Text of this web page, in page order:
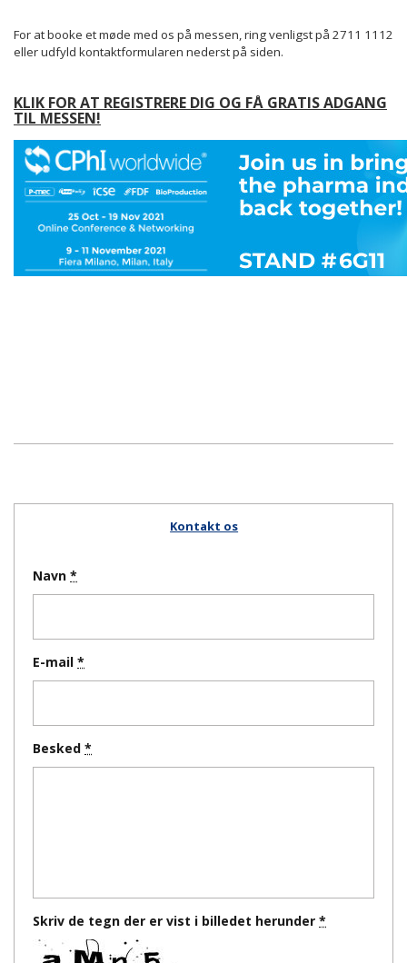
For at booke et møde med os på messen, ring venligst på 2711 1112
eller udfyld kontaktformularen nederst på siden.
KLIK FOR AT REGISTRERE DIG OG FÅ GRATIS ADGANG
TIL MESSEN!
Kontakt os
Navn
E-mail
Besked
Skriv de tegn der er vist i billedet herunder